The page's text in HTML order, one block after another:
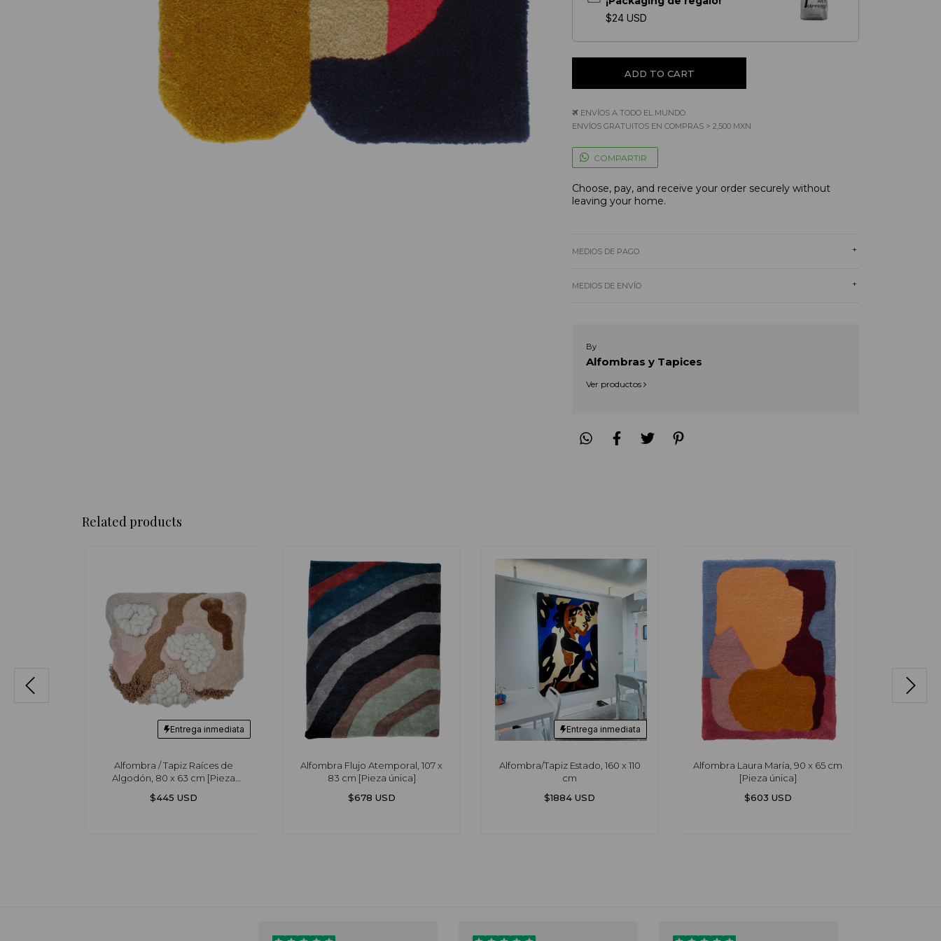
$24 USD
ENVÍOS A TODO EL MUNDO.
ENVÍOS GRATUITOS EN COMPRAS > 2,500 MXN
COMPARTIR
Choose, pay, and receive your order securely without
leaving your home.
+
MEDIOS DE PAGO
+
MEDIOS DE ENVÍO
By
Alfombras y Tapices
Ver productos
Related products
Entrega inmediata
Alfombra / Tapiz Raíces de
Algodón, 80 x 63 cm [Pieza
$445 USD
Alfombra Flujo Atemporal, 107 x
83 cm [Pieza única]
$678 USD
Entrega inmediata
Alfombra/Tapiz Estado, 160 x 110
cm
$1884 USD
Alfombra Laura María, 90 x 65 cm
[Pieza única]
$603 USD